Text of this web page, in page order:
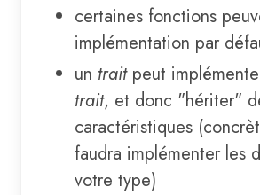
certaines fonctions
implémentation par
un traitpeut
trait, et donc "hériter"
caractéristiques
faudra implémenter les
votre type)